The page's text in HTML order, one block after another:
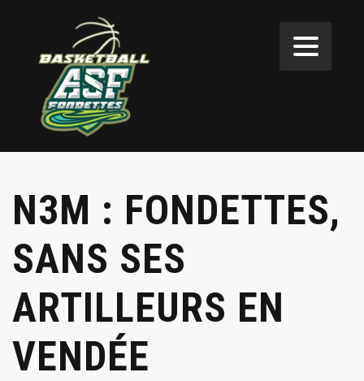
N3M : FONDETTES,
SANS SES
ARTILLEURS EN
VENDÉE